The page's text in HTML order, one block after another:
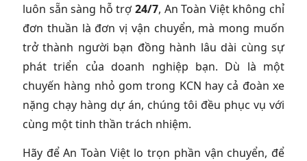
luôn sẵn sàng hỗ trợ24/7, An Toàn Việt không chỉ
đơn thuần là đơn vị vận chuyển, mà mong muốn
trở thành người bạn đồng hành lâu dài cùng sự
phát triển của doanh nghiệp bạn. Dù là một
chuyến hàng nhỏ gom trong KCN hay cả đoàn xe
nặng chạy hàng dự án, chúng tôi đều phục vụ với
cùng một tinh thần trách nhiệm.
Hãy để An Toàn Việt lo trọn phần vận chuyển, để